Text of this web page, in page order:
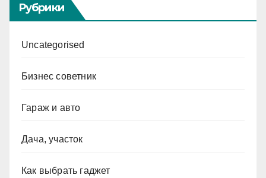
Рубрики
Uncategorised
Бизнес советник
Гараж и авто
Дача, участок
Как выбрать гаджет